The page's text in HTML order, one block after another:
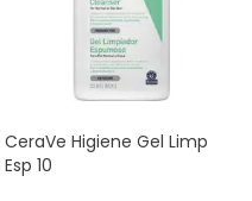
CeraVe Higiene Gel Limp
Esp 10